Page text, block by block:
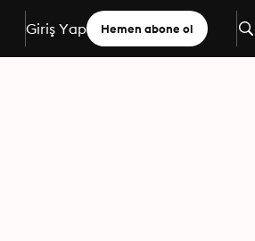
Giriş Yap Hemen abone ol